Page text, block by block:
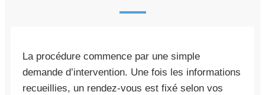
La procédure commence par une simple
demande d’intervention. Une fois les informations
recueillies, un rendez-vous est fixé selon vos